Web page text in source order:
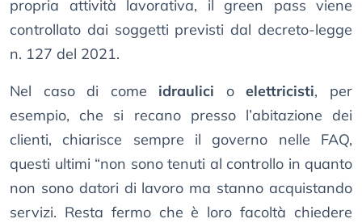
propria attività lavorativa, il green pass viene
controllato dai soggetti previsti dal decreto-legge
n. 127 del 2021.
Nel caso di come idraulici oelettricisti, per
esempio, che si recano presso l’abitazione dei
clienti, chiarisce sempre il governo nelle FAQ,
questi ultimi “non sono tenuti al controllo in quanto
non sono datori di lavoro ma stanno acquistando
servizi. Resta fermo che è loro facoltà chiedere